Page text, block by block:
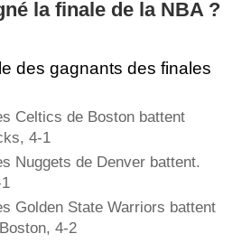
la finale de la NBA ?
des gagnants des finales
Celtics de Boston battent
4-1
Nuggets de Denver battent.
Golden State Warriors battent
4-2